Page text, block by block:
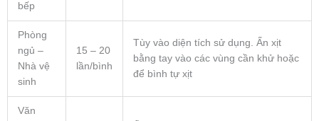
bếp
Phòng
ngủ –
Nhà vệ
sinh
15 – 20
lần/bình
Tùy vào diện tích sử dụng. Ấn xịt
bằng tay vào các vùng cần khử hoặc
để bình tự xịt
Văn